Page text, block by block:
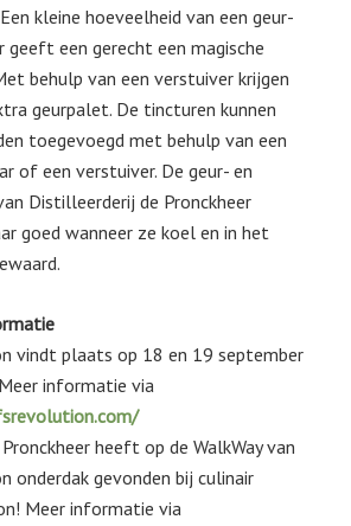
kleine hoeveelheid van een geur-
geeft een gerecht een magische
behulp van een verstuiver krijgen
geurpalet. De tincturen kunnen
toegevoegd met behulp van een
of een verstuiver. De geur- en
Distilleerderij de Pronckheer
goed wanneer ze koel en in het
vindt plaats op 18 en 19 september
informatie via
heeft op de WalkWay van
onderdak gevonden bij culinair
Meer informatie via